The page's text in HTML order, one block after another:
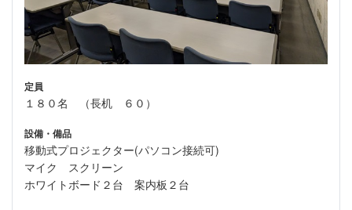
定員
１８０名 （長机 ６０）
設備・備品
移動式プロジェクター(パソコン接続可)
マイク スクリーン
ホワイトボード２台 案内板２台